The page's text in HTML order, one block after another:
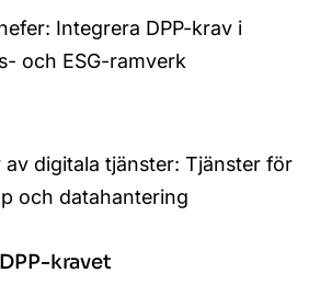
Integrera DPP-krav i
och ESG-ramverk
av digitala tjänster: Tjänster för
och datahantering
kravet